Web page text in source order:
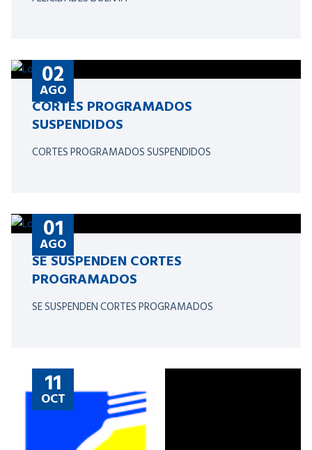
02
AGO
CORTES PROGRAMADOS
SUSPENDIDOS
CORTES PROGRAMADOS SUSPENDIDOS
01
AGO
SE SUSPENDEN CORTES
PROGRAMADOS
SE SUSPENDEN CORTES PROGRAMADOS
11
OCT